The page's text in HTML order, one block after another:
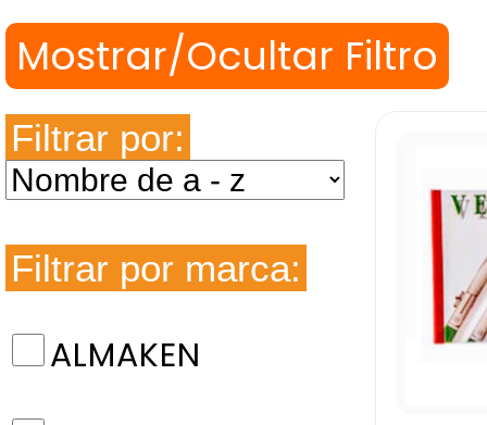
Filtrar por:
Filtrar por marca:
ALMAKEN